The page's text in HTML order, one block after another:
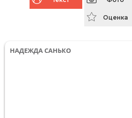
Оценка
НАДЕЖДА САНЬКО